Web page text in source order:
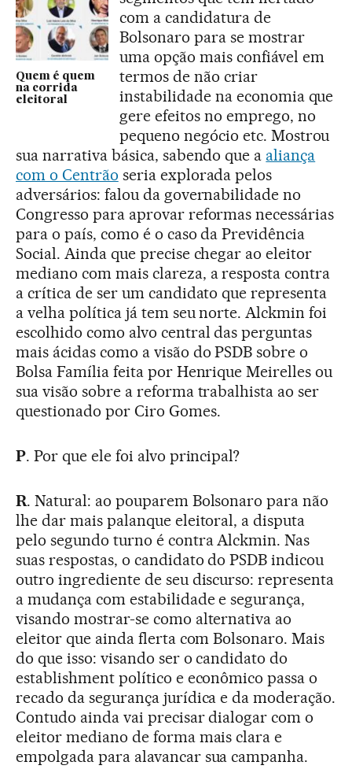
Quem é quem
na corrida
eleitoral
com a candidatura de
Bolsonaro para se mostrar
uma opção mais confiável em
termos de não criar
instabilidade na economia que
gere efeitos no emprego, no
pequeno negócio etc. Mostrou
sua narrativa básica, sabendo que a aliança
com o Centrão seria explorada pelos
adversários: falou da governabilidade no
Congresso para aprovar reformas necessárias
para o país, como é o caso da Previdência
Social. Ainda que precise chegar ao eleitor
mediano com mais clareza, a resposta contra
a crítica de ser um candidato que representa
a velha política já tem seu norte. Alckmin foi
escolhido como alvo central das perguntas
mais ácidas como a visão do PSDB sobre o
Bolsa Família feita por Henrique Meirelles ou
sua visão sobre a reforma trabalhista ao ser
questionado por Ciro Gomes.
P. Por que ele foi alvo principal?
R. Natural: ao pouparem Bolsonaro para não
lhe dar mais palanque eleitoral, a disputa
pelo segundo turno é contra Alckmin. Nas
suas respostas, o candidato do PSDB indicou
outro ingrediente de seu discurso: representa
a mudança com estabilidade e segurança,
visando mostrar-se como alternativa ao
eleitor que ainda flerta com Bolsonaro. Mais
do que isso: visando ser o candidato do
establishment político e econômico passa o
recado da segurança jurídica e da moderação.
Contudo ainda vai precisar dialogar com o
eleitor mediano de forma mais clara e
empolgada para alavancar sua campanha.